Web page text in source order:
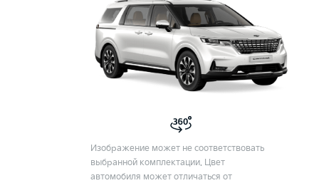
Изображение может не соответствовать
выбранной комплектации. Цвет
автомобиля может отличаться от